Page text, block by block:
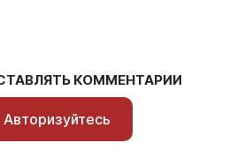
КОММЕНТАРИИ
Авторизуйтесь